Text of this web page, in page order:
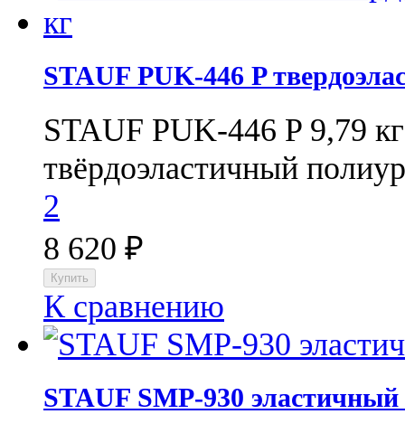
STAUF PUK-446 P
STAUF PUK-446 P 9,79
твёрдоэластичный
2
8 620 ₽
К сравнению
STAUF SMP-930